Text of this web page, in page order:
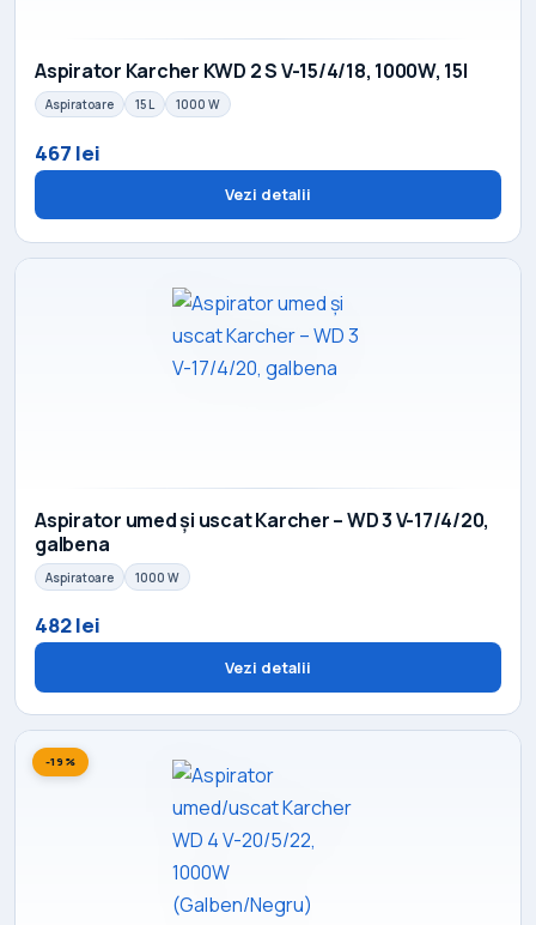
Aspirator Karcher KWD 2 S V-15/4/18, 1000W, 15l
Aspiratoare 15 L 1000 W
467 lei
Vezi detalii
Aspirator umed și uscat Karcher – WD 3 V-17/4/20,
galbena
Aspiratoare 1000 W
482 lei
Vezi detalii
-19%